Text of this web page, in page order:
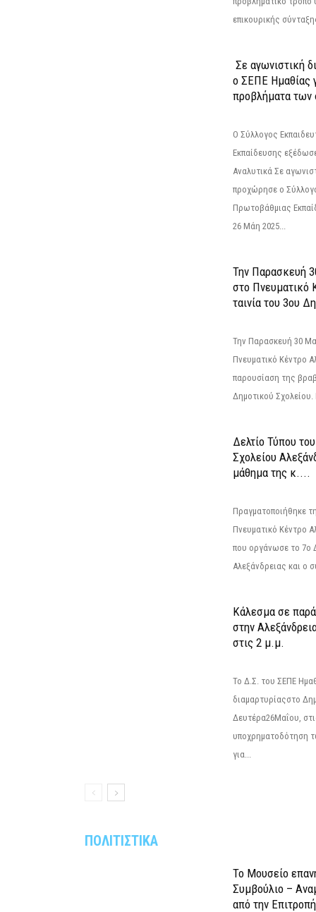
επικουρικής
Σε αγωνιστική
ο ΣΕΠΕ Ημαθίας
προβλήματα των
Ο Σύλλογος
Εκπαίδευσης
Αναλυτικά Σε
προχώρησε ο
Πρωτοβάθμιας
26 Μάη 2025...
Την Παρασκευή
στο Πνευματικό
ταινία του 3ου
Την Παρασκευή 30
Πνευματικό Κέντρο
παρουσίαση της
Δημοτικού Σχολείου.
Δελτίο Τύπου
Σχολείου
μάθημα της κ....
Πραγματοποιήθηκε
Πνευματικό Κέντρο
που οργάνωσε το 7ο
Αλεξάνδρειας και ο
Κάλεσμα σε
στην
στις 2 μ.μ.
Το Δ.Σ. του ΣΕΠΕ
διαμαρτυρίαςστο
Δευτέρα26Μαΐου,
υποχρηματοδότηση
για...
ΠΟΛΙΤΙΣΤΙΚΑ
Το Μουσείο
Συμβούλιο –
από την Επιτροπή